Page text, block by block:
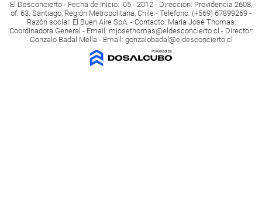
El Desconcierto - Fecha de Inicio: 05 - 2012 - Dirección: Providencia 2608,
of. 63. Santiago, Región Metropolitana, Chile - Teléfono: (+569) 67899269 -
Razón social: El Buen Aire SpA. - Contacto: María José Thomas,
Coordinadora General - Email: mjosethomas@eldesconcierto.cl - Director:
Gonzalo Badal Mella - Email: gonzalobadal@eldesconcierto.cl